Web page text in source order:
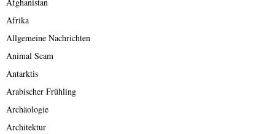
Afghanistan
Afrika
Allgemeine Nachrichten
Animal Scam
Antarktis
Arabischer Frühling
Archäologie
Architektur